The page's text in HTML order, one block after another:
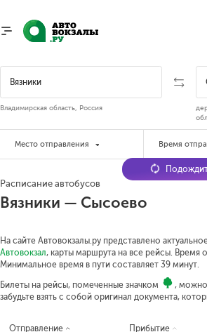
Владимирская область, Россия
Место отправления Время
Расписание автобусов
Вязники — Сысоево
На сайте Автовокзалы.ру представлено
Автовокзал, карты маршрута на все рейсы. Время
Минимальное время в пути составляет 39 минут.
Билеты на рейсы, помеченные значком
, можно
забудьте взять с собой оригинал документа,
Отправление Прибытие